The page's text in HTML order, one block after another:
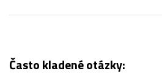
Často kladené otázky: